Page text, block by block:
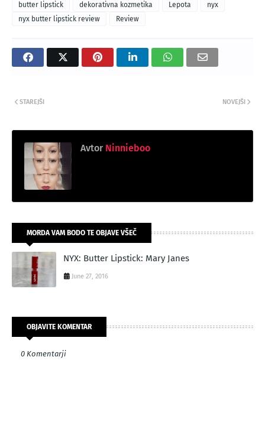
butter lipstick dekorativna kozmetika Lepota
nyx
nyx butter lipstick review
Review
NOVEJŠI
STAREJŠI
Avtor Ninnieboo
MORDA VAM BODO TE OBJAVE VŠEČ
NYX: Butter Lipstick: Mary Janes
June 27, 2016
OBJAVITE KOMENTAR
0 Komentarji